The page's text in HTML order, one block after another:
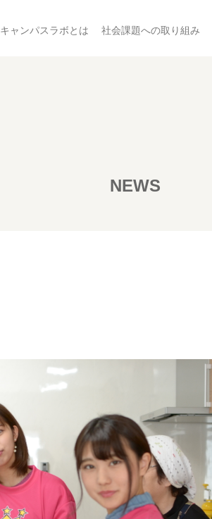
キャンパスラボとは 社会課題への取り組み
NEWS